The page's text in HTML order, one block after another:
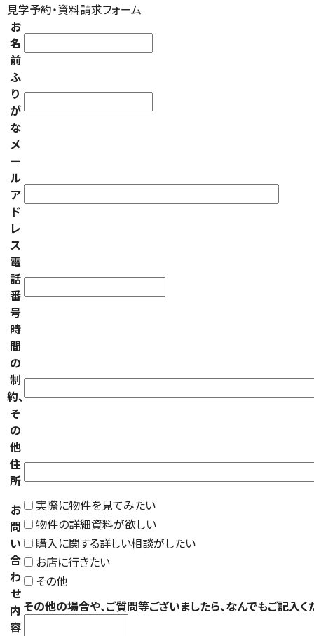
見学予約・資料請求フォーム
お
名
前
ふ
り
が
な
メ
ー
ル
ア
ド
レ
ス
電
話
番
号
時
間
の
制
約、
そ
の
他
住
所
お
問
い
合
わ
せ
内
容
実際に物件を見てみたい
物件の詳細資料が欲しい
購入に関する詳しい相談がしたい
お店に行きたい
その他
その他の場合や、ご質問等ございましたら、なんでもご記入く